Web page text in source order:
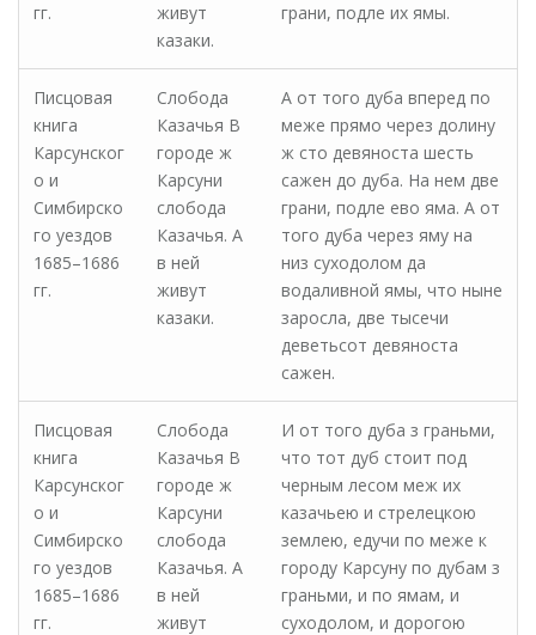
гг.
живут
казаки.
грани, подле их ямы.
Писцовая
книга
Карсунског
о и
Симбирско
го уездов
1685–1686
гг.
Слобода
Казачья В
городе ж
Карсуни
слобода
Казачья. А
в ней
живут
казаки.
А от того дуба вперед по
меже прямо через долину
ж сто девяноста шесть
сажен до дуба. На нем две
грани, подле ево яма. А от
того дуба через яму на
низ суходолом да
водаливной ямы, что ныне
заросла, две тысечи
деветьсот девяноста
сажен.
Писцовая
книга
Карсунског
о и
Симбирско
го уездов
1685–1686
гг.
Слобода
Казачья В
городе ж
Карсуни
слобода
Казачья. А
в ней
живут
И от того дуба з граньми,
что тот дуб стоит под
черным лесом меж их
казачьею и стрелецкою
землею, едучи по меже к
городу Карсуну по дубам з
граньми, и по ямам, и
суходолом, и дорогою